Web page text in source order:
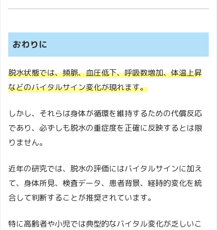
おわりに
脱水状態では、頻脈、血圧低下、呼吸数増加、体温上昇
などのバイタルサイン変化が現れます。
しかし、それらは身体が循環を維持するための代償反応
であり、必ずしも脱水の重症度を正確に反映するとは限
りません。
近年の研究では、脱水の評価にはバイタルサインに加え
て、身体所見、検査データ、患者背景、経時的変化を統
合して判断することが推奨されています。
特に高齢者や小児では典型的なバイタル変化が乏しいこ